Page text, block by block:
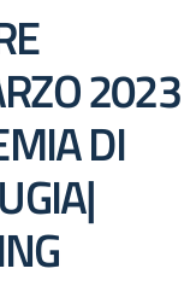
2023
DI